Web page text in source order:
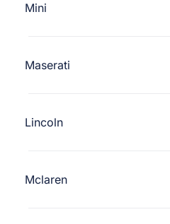
Mini
Maserati
Lincoln
Mclaren